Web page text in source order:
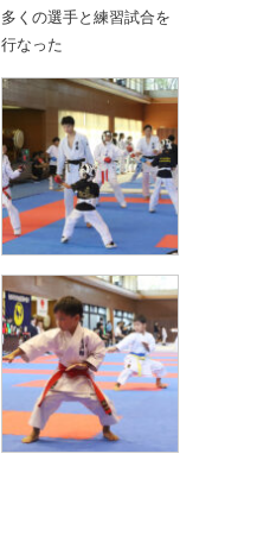
多くの選手と練習試合を
行なった